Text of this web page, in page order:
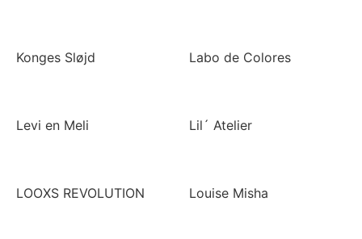
Konges Sløjd Labo de Colores
Levi en Meli Lil´ Atelier
LOOXS REVOLUTION Louise Misha